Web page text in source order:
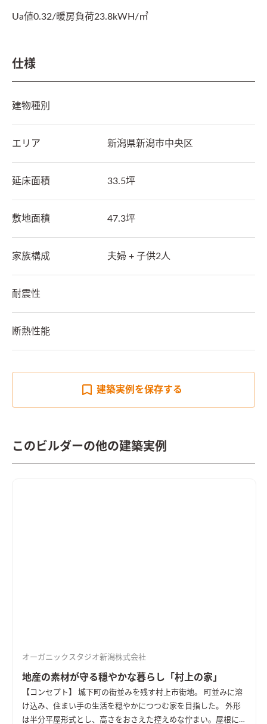
Ua値0.32/暖房負荷23.8kWH/㎡
仕様
建物種別
エリア 新潟県新潟市中央区
延床面積 33.5坪
敷地面積 47.3坪
家族構成 夫婦 + 子供2人
耐震性
断熱性能
建築実例を保存する
このビルダーの他の建築実例
オーガニックスタジオ新潟株式会社
地産の素材が守る穏やかな暮らし「村上の家」
【コンセプト】 城下町の街並みを残す村上市街地。 町並みに溶
け込み、住まい手の生活を穏やかにつつむ家を目指した。 外形
は半分平屋形式とし、高さをおさえた控えめな佇まい。屋根に